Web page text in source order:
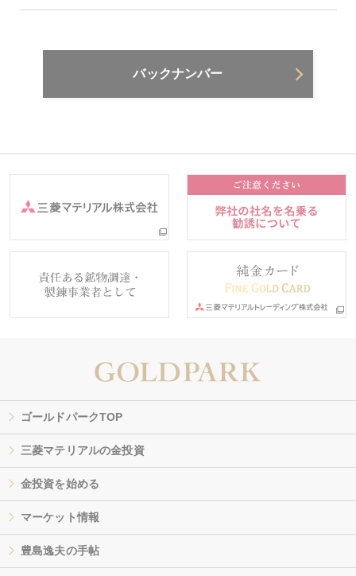
バックナンバー
ゴールドパークTOP
三菱マテリアルの金投資
金投資を始める
マーケット情報
豊島逸夫の手帖